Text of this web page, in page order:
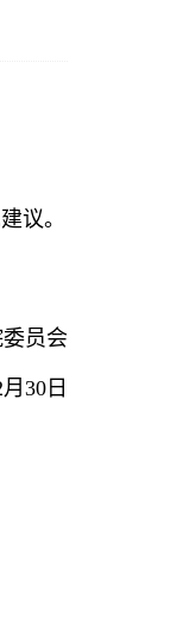
议。
员会
30日